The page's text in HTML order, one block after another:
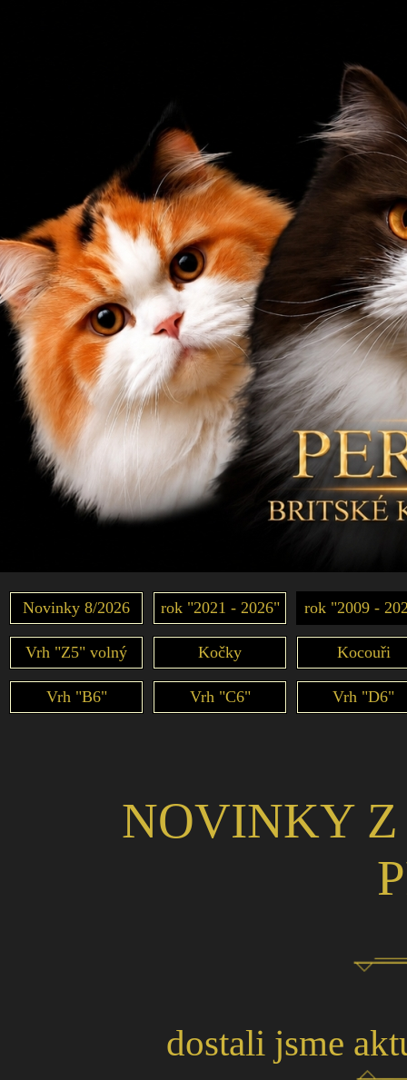
Novinky 8/2026 rok "2021 - 2026" rok "2009 -
Vrh "Z5" volný Kočky Kocouři
Vrh "B6" Vrh "C6" Vrh "D6"
NOVINKY Z
dostali jsme